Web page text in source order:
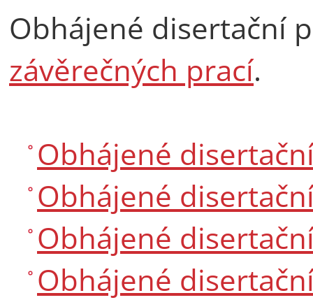
Obhájené disertační
závěrečných prací.
Obhájené
Obhájené
Obhájené
Obhájené